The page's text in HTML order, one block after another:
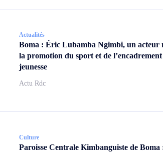
Actualités
Boma : Éric Lubamba Ngimbi, un acteur
la promotion du sport et de l’encadrement
jeunesse
Actu Rdc
Culture
Paroisse Centrale Kimbanguiste de Boma